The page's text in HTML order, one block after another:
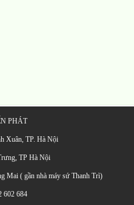
PHÁT
Xuân, TP. Hà Nội
TP Hà Nội
Mai ( gần nhà máy sứ Thanh Trì)
602 684